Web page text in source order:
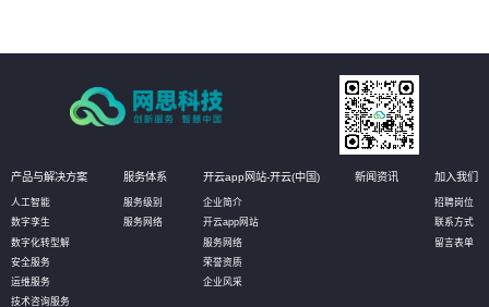
产品与解决方案
人工智能
数字孪生
数字化转型解
安全服务
运维服务
技术咨询服务
服务体系
服务级别
服务网络
开云app网站-开云(中国)
企业简介
开云app网站
服务网络
荣誉资质
企业风采
新闻资讯 加入我们
招聘岗位
联系方式
留言表单